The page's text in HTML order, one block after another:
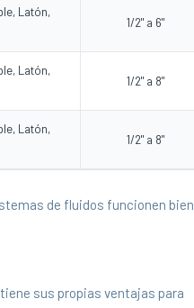
Latón,
1/2" a 6"
Latón,
1/2" a 8"
Latón,
1/2" a 8"
de fluidos funcionen bien.
sus propias ventajas para